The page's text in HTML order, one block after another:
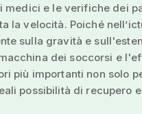
medici e le verifiche dei
la velocità. Poiché
sulla gravità e
dei soccorsi e
più importanti non solo
possibilità di recupero